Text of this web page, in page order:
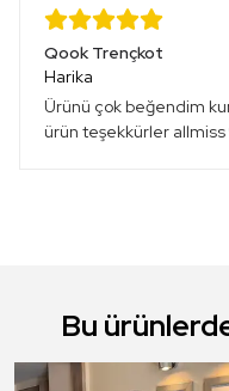
Qook Trençkot
Harika
Ürünü çok beğendim
ürün teşekkürler allmiss
Bu